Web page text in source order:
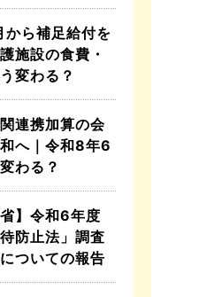
ら補足給付を
施設の食費・
変わる？
連携加算の会
へ｜令和8年6
わる？
省】令和6年度
防止法」調査
ついての報告